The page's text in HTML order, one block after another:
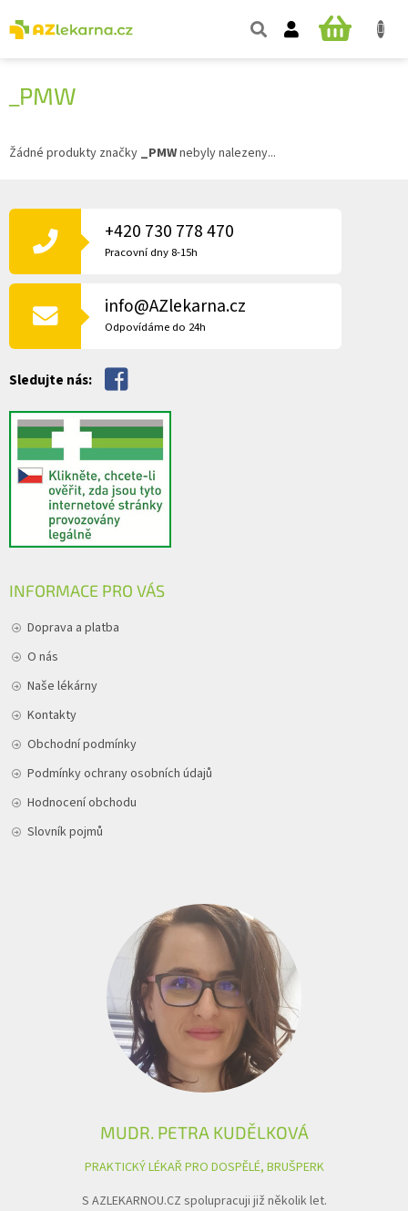
na
obsah
NÁKUPNÍ
_PMW
Žádné produkty značky _PMWnebyly nalezeny...
Á
T
+420 730 778 470
Pracovní dny 8-15h
info@AZlekarna.cz
Odpovídáme do 24h
Sledujte nás:
INFORMACE PRO VÁS
Doprava a platba
O nás
Naše lékárny
Kontakty
Obchodní podmínky
Podmínky ochrany osobních údajů
Hodnocení obchodu
Slovník pojmů
MUDR. PETRA KUDĚLKOVÁ
PRAKTICKÝ LÉKAŘ PRO DOSPĚLÉ, BRUŠPERK
S AZLEKARNOU.CZ spolupracuji již několik let.